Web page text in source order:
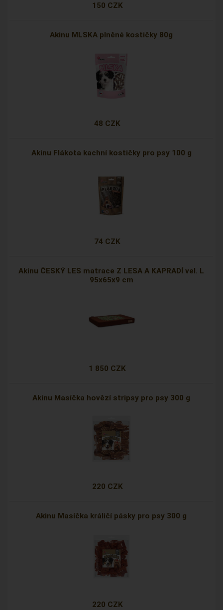
150 CZK
Akinu MLSKA plněné kostičky 80g
48 CZK
Akinu Flákota kachní kostičky pro psy 100 g
74 CZK
Akinu ČESKÝ LES matrace Z LESA A KAPRADÍ vel. L
95x65x9 cm
1 850 CZK
Akinu Masíčka hovězí stripsy pro psy 300 g
220 CZK
Akinu Masíčka králičí pásky pro psy 300 g
220 CZK